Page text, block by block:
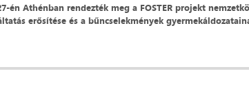
én Athénban rendezték meg a FOSTER projekt
erősítése és a bűncselekmények